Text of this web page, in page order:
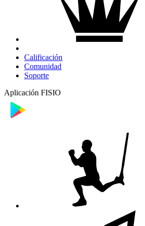
Calificación
Comunidad
Soporte
Aplicación FISIO